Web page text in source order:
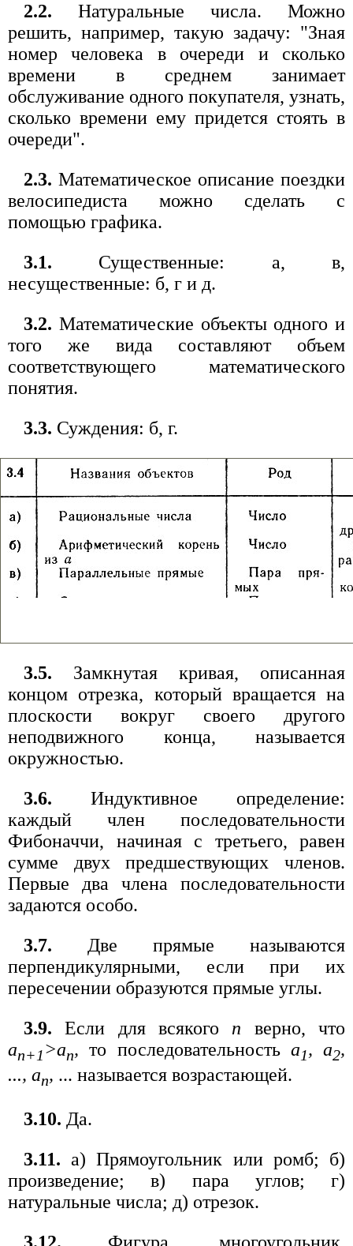
2.2. Натуральные числа. Можно
решить, например, такую задачу: "Зная
номер человека в очереди и сколько
времени в среднем занимает
обслуживание одного покупателя, узнать,
сколько времени ему придется стоять в
очереди".
2.3. Математическое описание поездки
велосипедиста можно сделать с
помощью графика.
3.1. Существенные: а, в,
несущественные: б, г и д.
3.2. Математические объекты одного и
того же вида составляют объем
соответствующего математического
понятия.
3.3. Суждения: б, г.
3.5. Замкнутая кривая, описанная
концом отрезка, который вращается на
плоскости вокруг своего другого
неподвижного конца, называется
окружностью.
3.6. Индуктивное определение:
каждый член последовательности
Фибоначчи, начиная с третьего, равен
сумме двух предшествующих членов.
Первые два члена последовательности
задаются особо.
3.7. Две прямые называются
перпендикулярными, если при их
пересечении образуются прямые углы.
3.9. Если для всякого n верно, что
аn+1>аn, то последовательность a1, а2,
..., аn, ... называется возрастающей.
3.10. Да.
3.11. а) Прямоугольник или ромб; б)
произведение; в) пара углов; г)
натуральные числа; д) отрезок.